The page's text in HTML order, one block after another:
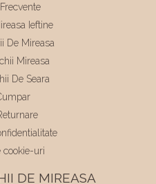
Ieftine
De Mireasa
Mireasa
De Seara
cookie-uri
DE MIREASA